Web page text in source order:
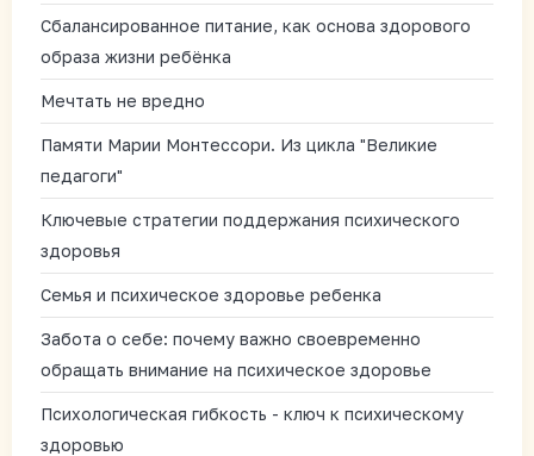
Сбалансированное питание, как основа здорового
образа жизни ребёнка
Мечтать не вредно
Памяти Марии Монтессори. Из цикла "Великие
педагоги"
Ключевые стратегии поддержания психического
здоровья
Семья и психическое здоровье ребенка
Забота о себе: почему важно своевременно
обращать внимание на психическое здоровье
Психологическая гибкость - ключ к психическому
здоровью